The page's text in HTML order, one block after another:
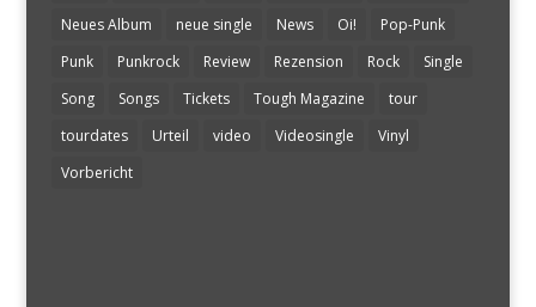
Neues Album
neue single News Oi!
Pop-Punk
Punk
Punkrock Review Rezension Rock
Single
Song
Songs Tickets Tough Magazine
tour
tourdates
Urteil video Videosingle
Vinyl
Vorbericht